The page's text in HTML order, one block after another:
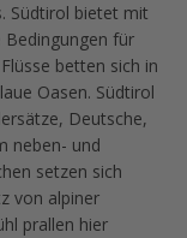
Südtirol bietet mit
für
betten sich in
Oasen. Südtirol
Deutsche,
neben- und
setzen sich
von alpiner
prallen hier